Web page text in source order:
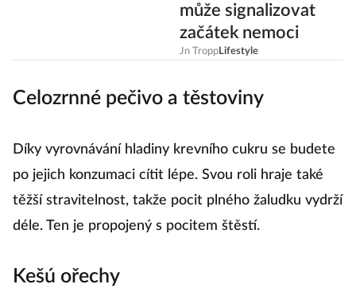
může signalizovat
začátek nemoci
Jn TroppLifestyle
Celozrnné pečivo a těstoviny
Díky vyrovnávání hladiny krevního cukru se budete
po jejich konzumaci cítit lépe. Svou roli hraje také
těžší stravitelnost, takže pocit plného žaludku vydrží
déle. Ten je propojený s pocitem štěstí.
Kešú ořechy